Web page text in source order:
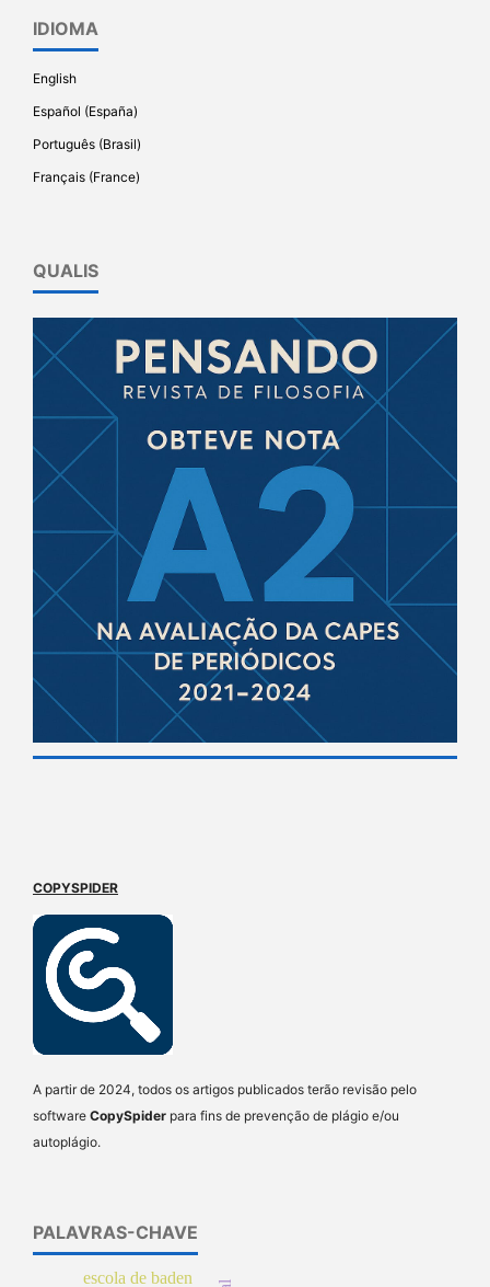
IDIOMA
English
Español (España)
Português (Brasil)
Français (France)
QUALIS
COPYSPIDER
A partir de 2024, todos os artigos publicados terão revisão pelo
software CopySpider para fins de prevenção de plágio e/ou
autoplágio.
PALAVRAS-CHAVE
escola de baden